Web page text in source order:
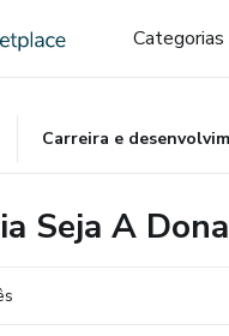
Categorias
Carreira e
Seja A Dona